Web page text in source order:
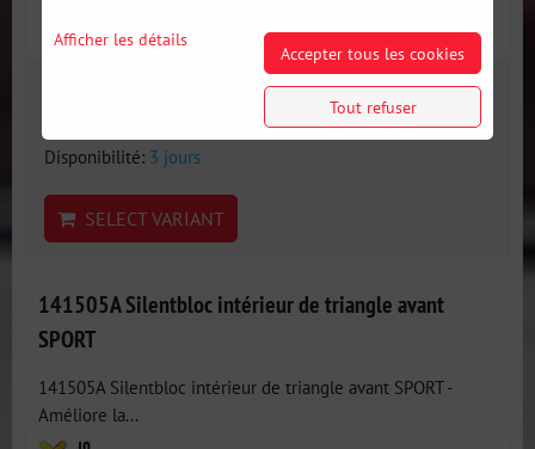
Disponibilité: 3 jours
SELECT VARIANT
141505A Silentbloc intérieur de triangle avant
SPORT
141505A Silentbloc intérieur de triangle avant SPORT -
Améliore la...
Afficher les détails
Accepter tous les cookies
Tout refuser